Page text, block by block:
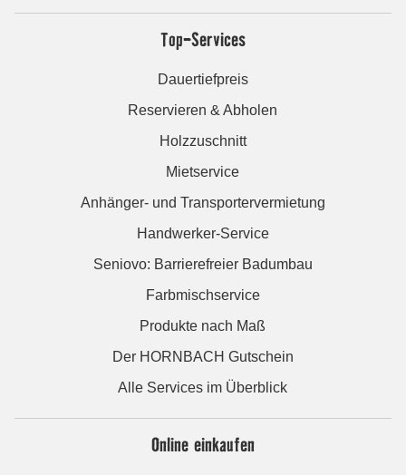
Top-Services
Dauertiefpreis
Reservieren & Abholen
Holzzuschnitt
Mietservice
Anhänger- und Transportervermietung
Handwerker-Service
Seniovo: Barrierefreier Badumbau
Farbmischservice
Produkte nach Maß
Der HORNBACH Gutschein
Alle Services im Überblick
Online einkaufen